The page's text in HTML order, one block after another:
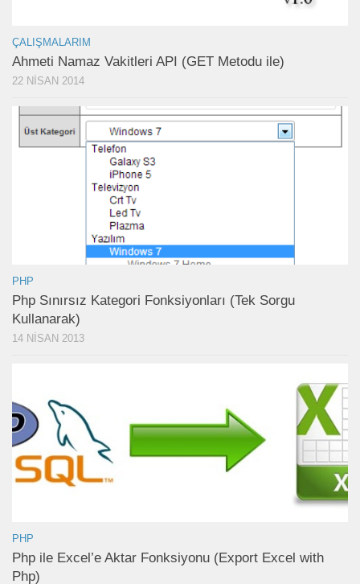
ÇALIŞMALARIM
Ahmeti Namaz Vakitleri API (GET Metodu ile)
22 NISAN 2014
PHP
Php Sınırsız Kategori Fonksiyonları (Tek Sorgu
Kullanarak)
14 NISAN 2013
PHP
Php ile Excel’e Aktar Fonksiyonu (Export Excel with
Php)